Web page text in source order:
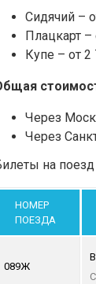
Сидячий –
Плацкарт –
Купе – от 2
Через
Через
на
НОМЕР
ПОЕЗДА
089Ж